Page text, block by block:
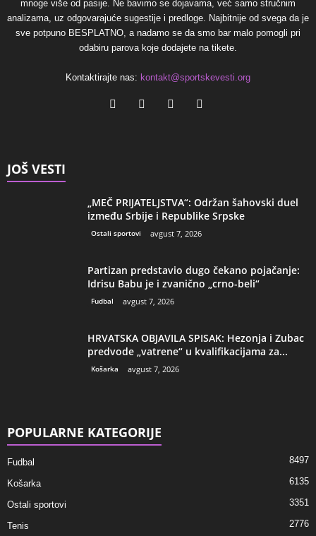
mnoge više od pasije. Ne bavimo se dojavama, već samo stručnim
analizama, uz odgovarajuće sugestije i predloge. Najbitnije od svega da je
sve potpuno BESPLATNO, a nadamo se da smo bar malo pomogli pri
odabiru parova koje dodajete na tikete.
Kontaktirajte nas: kontakt@sportskevesti.org
JOŠ VESTI
„MEČ PRIJATELJSTVA“: Održan šahovski duel
između Srbije i Republike Srpske
Ostali sportovi avgust 7, 2026
Partizan predstavio dugo čekano pojačanje:
Idrisu Babu je i zvanično „crno-beli“
Fudbal avgust 7, 2026
HRVATSKA OBJAVILA SPISAK: Hezonja i Zubac
predvode „vatrene“ u kvalifikacijama za...
Košarka avgust 7, 2026
POPULARNE KATEGORIJE
Fudbal 8497
Košarka 6135
Ostali sportovi 3351
Tenis 2776